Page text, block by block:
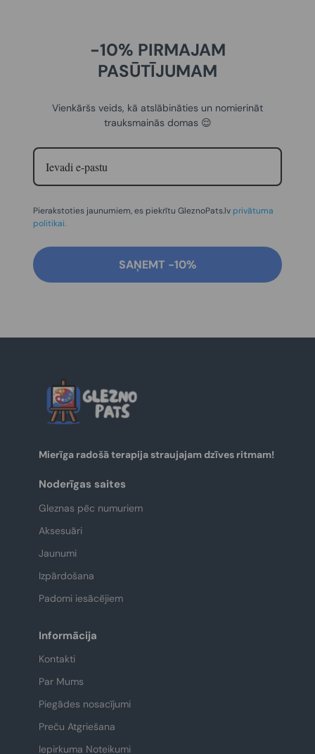
-10% PIRMAJAM
PASŪTĪJUMAM
Vienkāršs veids, kā atslābināties un nomierināt
trauksmainās domas 😌
Pierakstoties jaunumiem, es piekrītu GleznoPats.lv privātuma
politikai.
SAŅEMT -10%
Mierīga radošā terapija straujajam dzīves ritmam!
Noderīgas saites
Gleznas pēc numuriem
Aksesuāri
Jaunumi
Izpārdošana
Padomi iesācējiem
Informācija
Kontakti
Par Mums
Piegādes nosacījumi
Preču Atgriešana
Iepirkuma Noteikumi